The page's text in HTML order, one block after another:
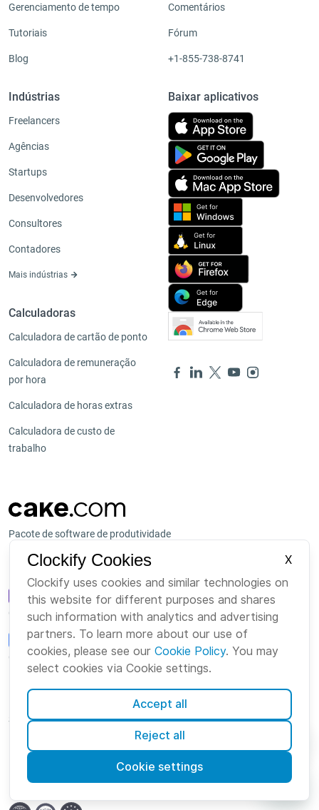
Gerenciamento de tempo
Tutoriais
Blog
Indústrias
Freelancers
Agências
Startups
Desenvolvedores
Consultores
Contadores
Mais indústrias
Calculadoras
Calculadora de cartão de ponto
Calculadora de remuneração
por hora
Calculadora de horas extras
Calculadora de custo de
trabalho
Comentários
Fórum
+1-855-738-8741
Baixar aplicativos
Pacote de software de produtividade
Nossos outros produtos
Comunicação em equipe
Gestão de projeto
Plataforma
Suite
Pacote
Sobre Nós
Marca
Clockify Cookies
X
Clockify uses cookies and similar technologies on
this website for different purposes and shares
such information with analytics and advertising
partners. To learn more about our use of
cookies, please see our Cookie Policy. You may
select cookies via Cookie settings.
Accept all
Reject all
Cookie settings